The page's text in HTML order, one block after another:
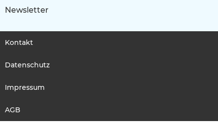
Newsletter
Kontakt
Datenschutz
Impressum
AGB